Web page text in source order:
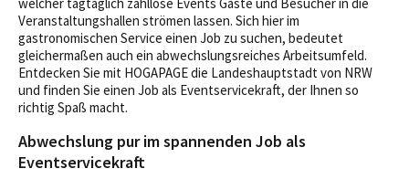
Veranstaltungshallen strömen lassen. Sich hier im
gastronomischen Service einen Job zu suchen, bedeutet
gleichermaßen auch ein abwechslungsreiches Arbeitsumfeld.
Entdecken Sie mit HOGAPAGE die Landeshauptstadt von NRW
und finden Sie einen Job als Eventservicekraft, der Ihnen so
richtig Spaß macht.
Abwechslung pur im spannenden Job als
Eventservicekraft